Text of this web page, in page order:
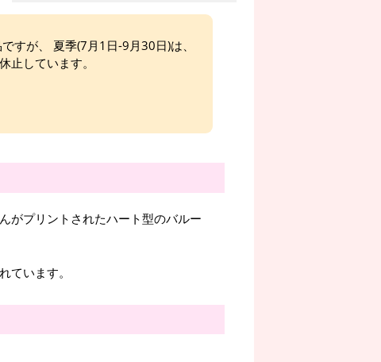
すが、 夏季(7月1日-9月30日)は、
止しています。
がプリントされたハート型のバルー
ています。